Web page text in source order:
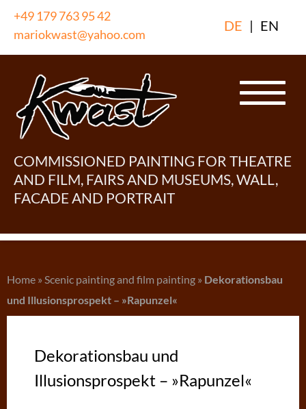
Skip
content
+49 179 763 95 42
mariokwast@yahoo.com
DE | EN
COMMISSIONED PAINTING FOR THEATRE
AND FILM, FAIRS AND MUSEUMS, WALL,
FACADE AND PORTRAIT
Home » Scenic painting and film painting » Dekorationsbau
und Illusionsprospekt – »Rapunzel«
Dekorationsbau und
Illusionsprospekt – »Rapunzel«